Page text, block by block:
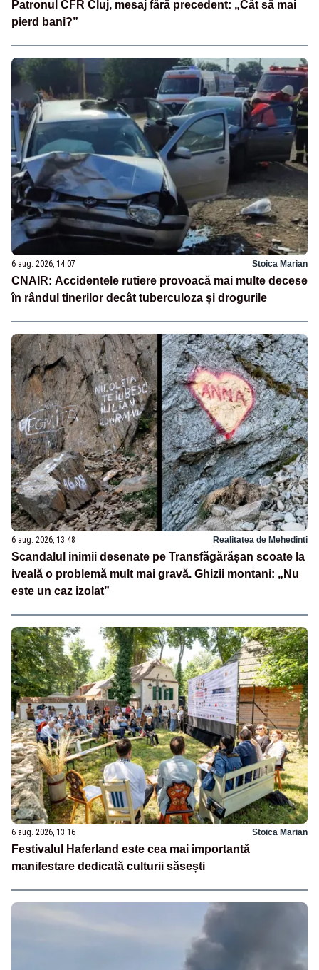
Patronul CFR Cluj, mesaj fără precedent: „Cât să mai
pierd bani?”
6 aug. 2026, 14:07 Stoica Marian
CNAIR: Accidentele rutiere provoacă mai multe decese
în rândul tinerilor decât tuberculoza și drogurile
6 aug. 2026, 13:48 Realitatea de Mehedinti
Scandalul inimii desenate pe Transfăgărășan scoate la
iveală o problemă mult mai gravă. Ghizii montani: „Nu
este un caz izolat”
6 aug. 2026, 13:16 Stoica Marian
Festivalul Haferland este cea mai importantă
manifestare dedicată culturii săsești